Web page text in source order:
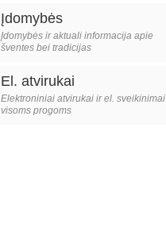
Įdomybės
Įdomybės ir aktuali informacija apie
šventes bei tradicijas
El. atvirukai
Elektroniniai atvirukai ir el. sveikinimai
visoms progoms